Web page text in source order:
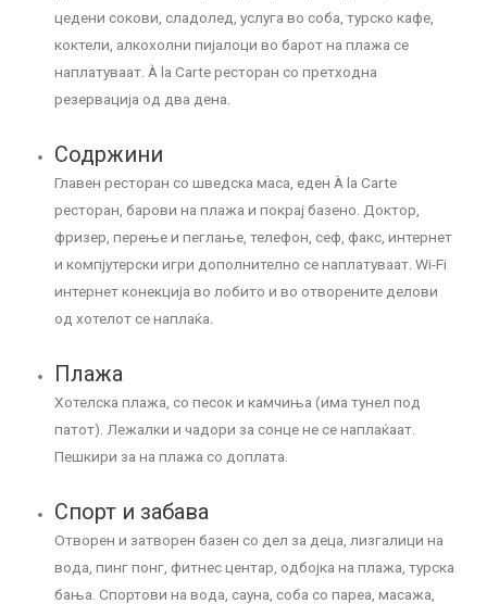
цедени сокови, сладолед, услуга во соба, турско кафе,
коктели, алкохолни пијалоци во барот на плажа се
наплатуваат. À la Carte ресторан со претходна
резервација од два дена.
Содржини
Главен ресторан со шведска маса, еден À la Carte
ресторан, барови на плажа и покрај базено. Доктор,
фризер, перење и пеглање, телефон, сеф, факс, интернет
и компјутерски игри дополнително се наплатуваат. Wi-Fi
интернет конекција во лобито и во отворените делови
од хотелот се наплаќа.
Плажа
Хотелска плажа, со песок и камчиња (има тунел под
патот). Лежалки и чадори за сонце не се наплаќаат.
Пешкири за на плажа со доплата.
Спорт и забава
Отворен и затворен базен со дел за деца, лизгалици на
вода, пинг понг, фитнес центар, одбојка на плажа, турска
бања. Спортови на вода, сауна, соба со пареа, масажа,